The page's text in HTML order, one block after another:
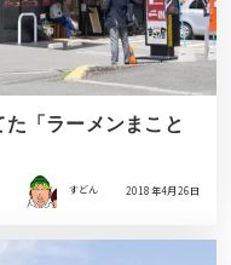
た「ラーメンまこと
すどん 2018年4月26日